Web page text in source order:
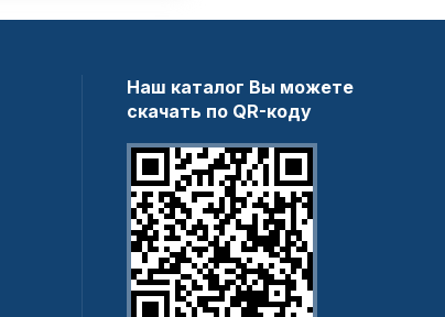
Наш каталог Вы можете
скачать по QR-коду